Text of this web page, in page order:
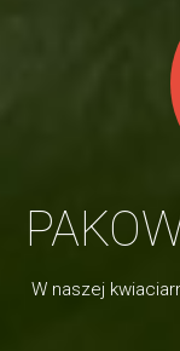
W naszej